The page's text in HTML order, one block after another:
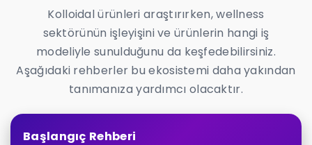
Kolloidal ürünleri araştırırken, wellness
sektörünün işleyişini ve ürünlerin hangi iş
modeliyle sunulduğunu da keşfedebilirsiniz.
Aşağıdaki rehberler bu ekosistemi daha yakından
tanımanıza yardımcı olacaktır.
Başlangıç Rehberi